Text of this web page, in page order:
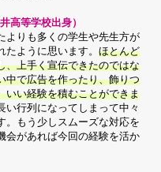
高等学校出身）
よりも多くの学生や先生方が
ように思います。 ほとんど
、上手く宣伝できたのではな
中で広告を作ったり、飾りつ
いい経験を積むことができま
い行列になってしまって中々
。もう少しスムーズな対応を
会があれば今回の経験を活か